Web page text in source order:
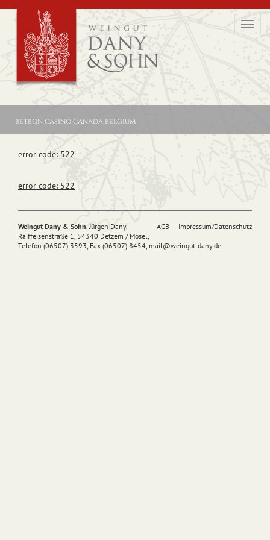
betbon casino canada belgium
error code: 522
error code: 522
AGB Impressum/Datenschutz
Weingut Dany & Sohn, Jürgen Dany,
Raiffeisenstraße 1, 54340 Detzem / Mosel,
Telefon (06507) 3593, Fax (06507) 8454, mail@weingut-dany.de